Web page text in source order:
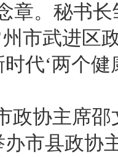
章。秘书
市武进区
代‘两个
政协主席
市县政协